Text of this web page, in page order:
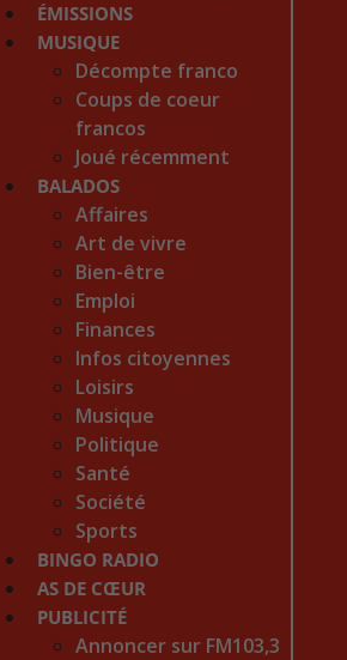
ÉMISSIONS
MUSIQUE
Décompte franco
Coups de coeur
francos
Joué récemment
BALADOS
Affaires
Art de vivre
Bien-être
Emploi
Finances
Infos citoyennes
Loisirs
Musique
Politique
Santé
Société
Sports
BINGO RADIO
AS DE CŒUR
PUBLICITÉ
Annoncer sur FM103,3